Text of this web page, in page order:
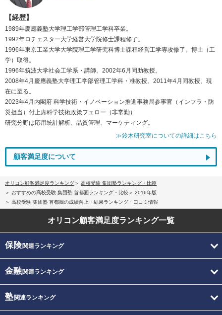
【経歴】
1989年慶應義塾大学理工学部管理工学科卒業。
1992年ロチェスター大学経営大学院修士課程修了。
1996年東京工業大学大学院理工学研究科博士課程経営工学専攻修了。博士（工
学）取得。
1996年筑波大学社会工学系・講師。2002年6月同助教授。
2008年4月慶應義塾大学理工学部管理工学科・准教授。2011年4月同教授、現
在に至る。
2023年4月内閣府 科学技術・イノベーション推進事務局参事官（インフラ・防
災担当）付上席科学技術政策フェロー（非常勤）
研究分野は応用統計解析、品質管理、マーケティング。
≫鈴木研究室についての詳細はこちら
顧客満足度について
オリコン顧客満足度ランキング
高校受験 集団塾ランキング・比較
おすすめの高校受験 集団塾 首都圏ランキング・比較
2016年版
高校受験 集団塾 首都圏の成績向上・結果ランキング・口コミ情報
オリコン顧客満足度ランキング一覧
保険関連ランキング
金融関連ランキング
塾関連ランキング